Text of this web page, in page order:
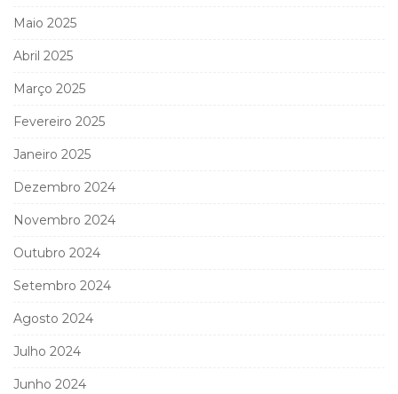
Maio 2025
Abril 2025
Março 2025
Fevereiro 2025
Janeiro 2025
Dezembro 2024
Novembro 2024
Outubro 2024
Setembro 2024
Agosto 2024
Julho 2024
Junho 2024